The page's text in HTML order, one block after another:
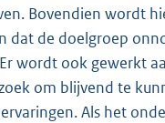
Bovendien wordt
dat de doelgroep
wordt ook gewerkt
om blijvend te
Als het